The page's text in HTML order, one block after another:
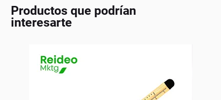
Productos que podrían
interesarte